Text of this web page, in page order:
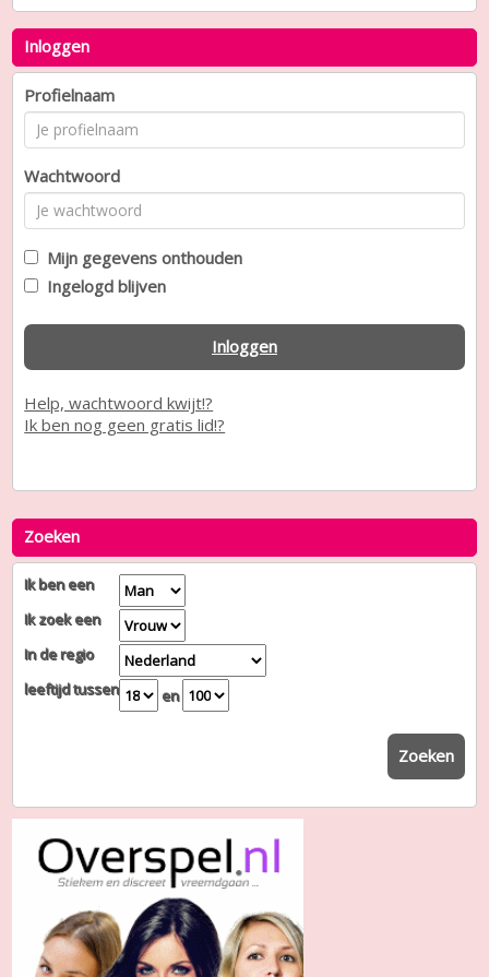
Inloggen
Profielnaam
Wachtwoord
Mijn gegevens onthouden
Ingelogd blijven
Inloggen
Help, wachtwoord kwijt!?
Ik ben nog geen gratis lid!?
Zoeken
Ik ben een
Ik zoek een
In de regio
leeftijd tussen
en
Zoeken